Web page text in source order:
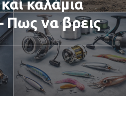
καλάμια
Πως να βρεις